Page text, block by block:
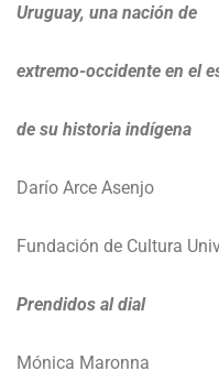
Uruguay, una nación de
extremo-occidente en el
de su historia indígena
Darío Arce Asenjo
Fundación de Cultura
Prendidos al dial
Mónica Maronna